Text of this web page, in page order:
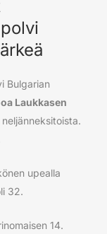
Bulgarian
Laukkasen
upealla
32.
14.